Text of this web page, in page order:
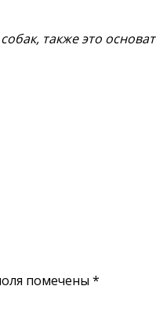
также это
помечены *